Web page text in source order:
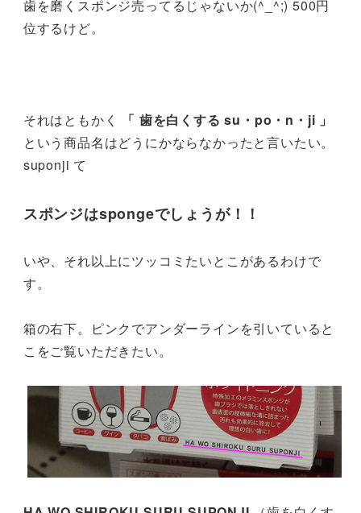
歯を磨くスポンジ売ってるじゃないか(^_^;) 500円
位するけど。
それはともかく
「 歯を白くする su・po・n・ji 」
という商品名はどうにかならなかったと言いたい。
suponji て
スポンジはspongeでしょうが！！
いや、それ以上にツッコミたいとこがあるわけで
す。
箱の右下。ピンクでアンダーラインを引いていると
こをご覧いただきたい。